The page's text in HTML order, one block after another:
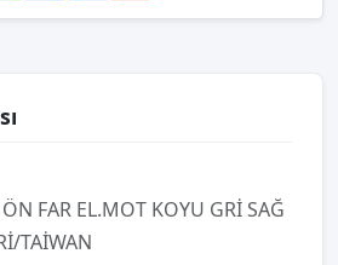
FAR EL.MOT KOYU GRİ SAĞ
TAİWAN